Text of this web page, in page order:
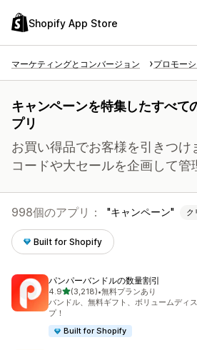
Shopify App Store
マーケティングとコンバージョン プロモー
キャンペーンを特集したすべて
プリ
お買い得品でお客様を引きつけ
コードや大セールを企画して管
998個のアプリ： キャンペーン ク
Built for Shopify
パンパーバンドルの数量割引
4.95つ星中
(3,218)
合計レビュー数：3218件
•無料プランあり
バンドル、無料ギフト、ボリュームディ
プ！
Built for Shopify